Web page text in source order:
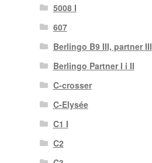
5008 I
607
Berlingo B9 III, partner III
Berlingo Partner I i II
C-crosser
C-Elysée
C1 I
C2